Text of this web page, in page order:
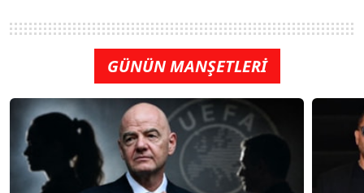
GÜNÜN MANŞETLERİ